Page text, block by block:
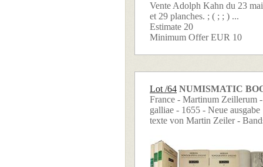
Vente Adolph Kahn du 23
et 29 planches. ; ( ; ; ) ...
Estimate 20
Minimum Offer EUR 10
Lot /64 NUMISMATIC
France - Martinum Zeillerum
galliae - 1655 - Neue
texte von Martin Zeiler -